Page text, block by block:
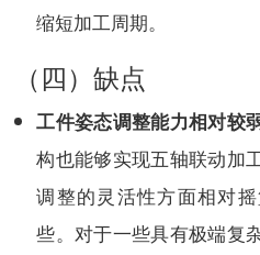
缩短加工周期。
（四）缺点
工件姿态调整能力相对较
构也能够实现五轴联动加
调整的灵活性方面相对
些。对于一些具有极端复